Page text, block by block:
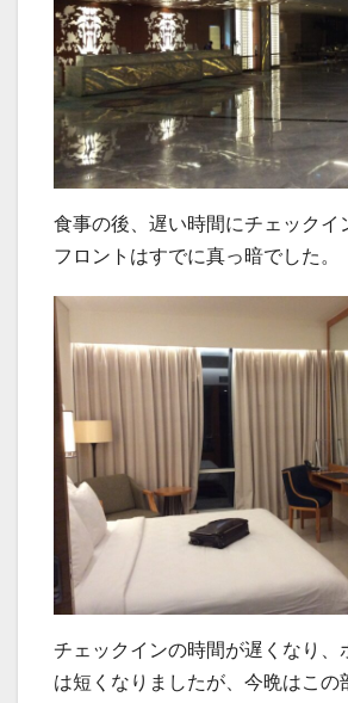
食事の後、遅い時間にチェックイ
フロントはすでに真っ暗でした。
チェックインの時間が遅くなり、
は短くなりましたが、今晩はこの